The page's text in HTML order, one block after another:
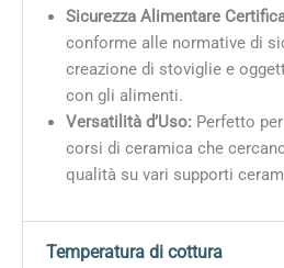
Sicurezza Alimentare
conforme alle normative di
creazione di stoviglie e
con gli alimenti.
Versatilità d’Uso: Perfetto
corsi di ceramica che
qualità su vari supporti
Temperatura di cottura